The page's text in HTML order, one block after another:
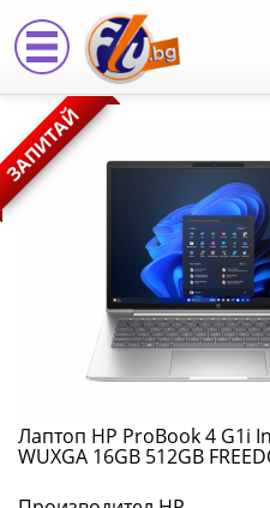
Лаптоп
HP
ProBook
G1i
Intel
Ultra
5
225U
ЗАПИТАЙ
Лаптоп HP ProBook 4 G1i
WUXGA 16GB 512GB